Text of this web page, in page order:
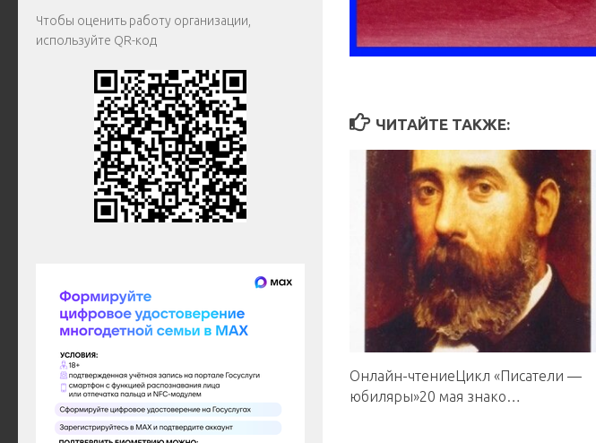
ЧИТАЙТЕ ТАКЖЕ:
Онлайн-чтениеЦикл «Писатели —
юбиляры»20 мая знако…
Чтобы оценить работу организации,
используйте QR-код